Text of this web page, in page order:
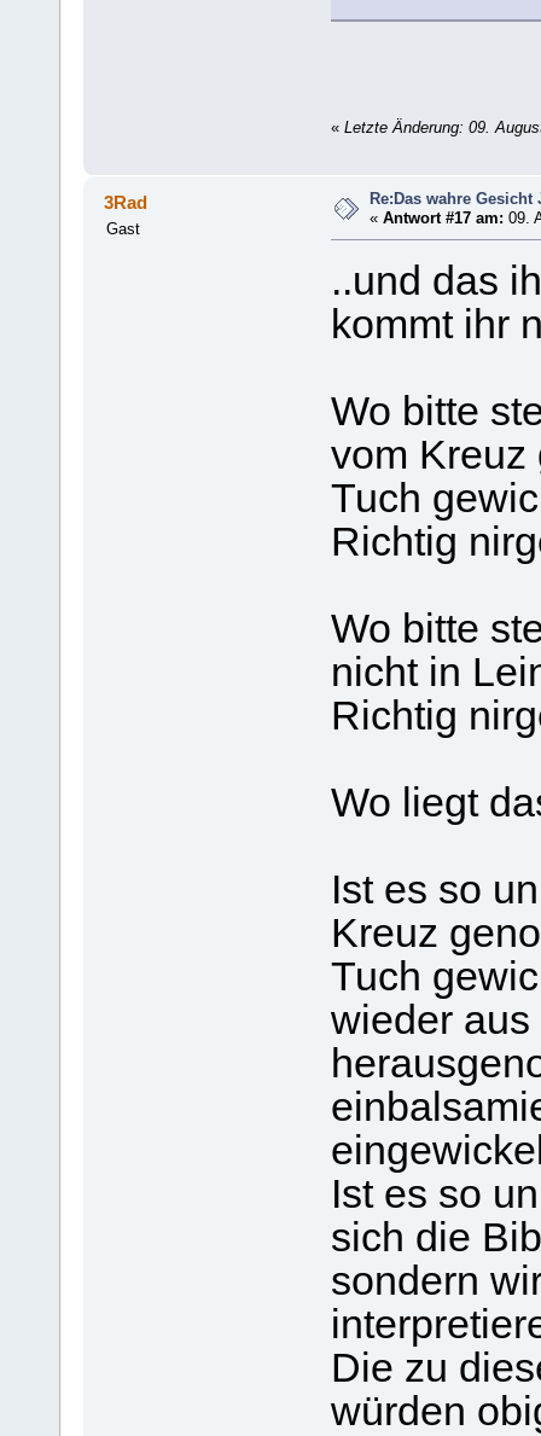
« Letzte Änderung: 09.
3Rad
Gast
Re:Das wahre Gesicht
«Antwort #17 am: 09.
..und das
kommt ihr
Wo bitte
vom Kreuz
Tuch
Richtig
Wo bitte
nicht in
Richtig
Wo liegt
Ist es so
Kreuz
Tuch
wieder
Ist es so
sich die
sondern
Die zu
würden